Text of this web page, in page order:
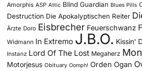
Amorphis ASP Attic Blind Guardian Blues Pills
Destruction Die Apokalyptischen Reiter
Ärzte Doro Eisbrecher Feuerschwanz
Widmann In Extremo J.B.O. Kissin'
Instanz Lord Of The Lost Megaherz
Motorjesus Obituary Oomph! Orden Ogan